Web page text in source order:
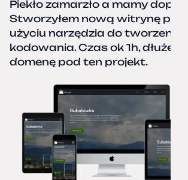
Piekło zamarzło a mamy
Stworzyłem nową witrynę
użyciu narzędzia do tworzenia
kodowania. Czas ok 1h, dłużej
domenę pod ten projekt.